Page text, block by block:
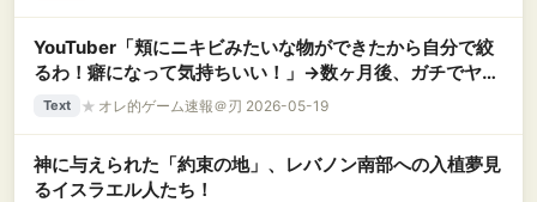
YouTuber「頬にニキビみたいな物ができたから自分で絞
るわ！癖になって気持ちいい！」→数ヶ月後、ガチでヤバ
いことになってしまう・・・
Text ★ オレ的ゲーム速報＠刃 2026-05-19
神に与えられた「約束の地」、レバノン南部への入植夢見
るイスラエル人たち！